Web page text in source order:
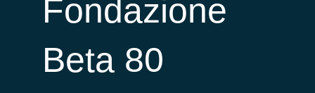
Fondazione
Beta 80